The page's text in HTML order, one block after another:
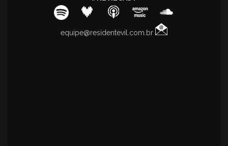
equipe@residentevil.com.br